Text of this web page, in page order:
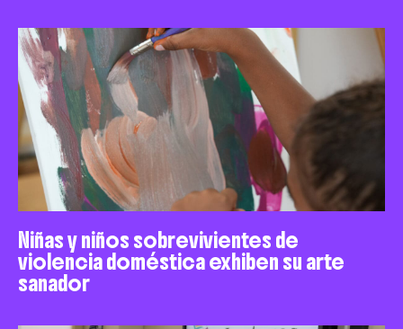
Niñas y niños sobrevivientes de
violencia doméstica exhiben su arte
sanador